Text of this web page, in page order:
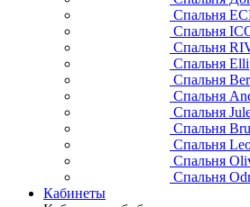
Спальня
Спальня
Спальня
Спальня
Спальня
Спальня
Спальня
Спальня
Спальня
Спальня
Спальня
Кабинеты